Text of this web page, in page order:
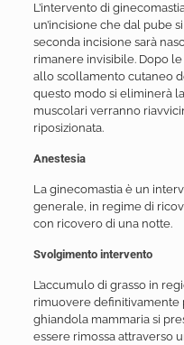
L’intervento di
un’incisione che dal pube
seconda incisione sarà
rimanere invisibile. Dopo
allo scollamento cutaneo
questo modo si eliminerà
muscolari verranno
riposizionata.
Anestesia
La ginecomastia è un
generale, in regime di
con ricovero di una notte.
Svolgimento intervento
L’accumulo di grasso in
rimuovere definitivamente
ghiandola mammaria si
essere rimossa attraverso